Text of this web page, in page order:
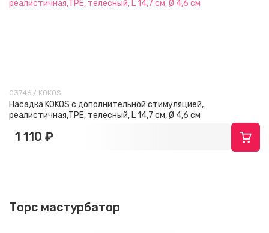
03746 / KOKOS
Насадка KOKOS с дополнительной стимуляцией,
реалистичная,TPE, телесный, L 14,7 см, Ø 4,6 см
1 110 ₽
Торс мастурбатор